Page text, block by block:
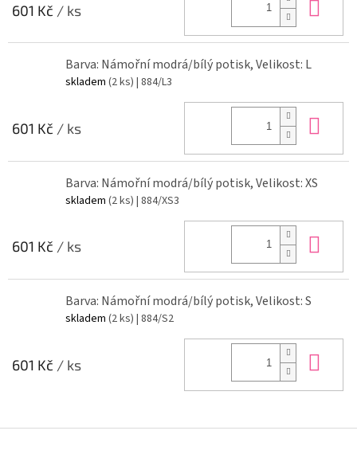
601 Kč / ks
Barva: Námořní modrá/bílý potisk, Velikost: L
skladem (2 ks) | 884/L3
601 Kč / ks
Barva: Námořní modrá/bílý potisk, Velikost: XS
skladem (2 ks) | 884/XS3
601 Kč / ks
Barva: Námořní modrá/bílý potisk, Velikost: S
skladem (2 ks) | 884/S2
601 Kč / ks